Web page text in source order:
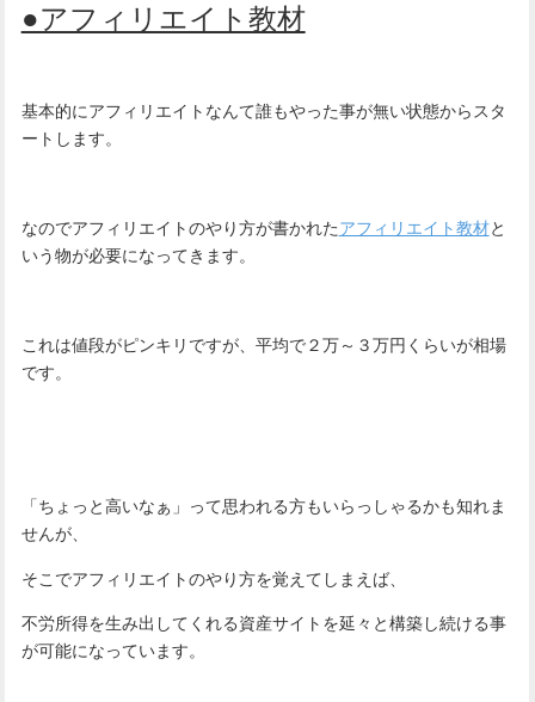
●アフィリエイト教材
基本的にアフィリエイトなんて誰もやった事が無い状態からスタ
ートします。
なのでアフィリエイトのやり方が書かれたアフィリエイト教材と
いう物が必要になってきます。
これは値段がピンキリですが、平均で２万～３万円くらいが相場
です。
「ちょっと高いなぁ」って思われる方もいらっしゃるかも知れま
せんが、
そこでアフィリエイトのやり方を覚えてしまえば、
不労所得を生み出してくれる資産サイトを延々と構築し続ける事
が可能になっています。